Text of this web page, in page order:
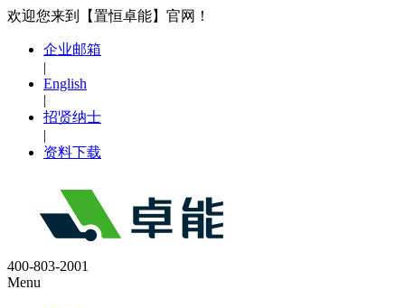
欢迎您来到【置恒卓能】官网！
企业邮箱
|
English
|
招贤纳士
|
资料下载
400-803-2001
Menu